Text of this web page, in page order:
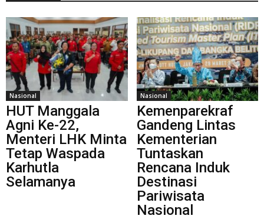
Nasional
HUT Manggala
Agni Ke-22,
Menteri LHK Minta
Tetap Waspada
Karhutla
Selamanya
Nasional
Kemenparekraf
Gandeng Lintas
Kementerian
Tuntaskan
Rencana Induk
Destinasi
Pariwisata
Nasional